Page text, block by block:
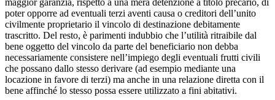
maggior garanzia, rispetto a una mera detenzione a titolo precario, di
poter opporre ad eventuali terzi aventi causa o creditori dell’unito
civilmente proprietario il vincolo di destinazione debitamente
trascritto. Del resto, è parimenti indubbio che l’utilità ritraibile dal
bene oggetto del vincolo da parte del beneficiario non debba
necessariamente consistere nell’impiego degli eventuali frutti civili
che possano dallo stesso derivare (ad esempio mediante una
locazione in favore di terzi) ma anche in una relazione diretta con il
bene affinché lo stesso possa essere utilizzato a fini abitativi.